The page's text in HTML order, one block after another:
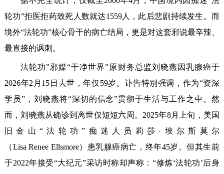
轮功”拒医拒药致死人数就达1559人，此后悲剧持续发生。而
境外“法轮功”核心骨干的病亡结局，更是对这套邪说最辛辣、
最直接的讽刺。
法轮功”邪媒“干净世界”原财务总监刘晓燕因乳腺癌于
2026年2月15日去世，年仅59岁。讣告特别强调，作为“资深
学员”，刘晓燕将“深切的信念”贯彻于生活与工作之中。然
而，刘晓燕从确诊到离世仅短短六周。2025年8月上旬，美国
旧金山“法轮功”痴迷人员莉莎·埃尔斯莫尔
（Lisa Renee Ellsmore）患乳腺癌病亡，终年45岁。但其生前
于2022年接受“大纪元”采访时称却声称：“修炼‘法轮功’后身